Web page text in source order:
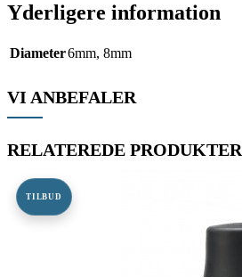
Yderligere information
Diameter6mm, 8mm
VI ANBEFALER
RELATEREDE PRODUKTER
TILBUD